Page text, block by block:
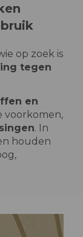
op zoek is
tegen
en
voorkomen,
. In
houden